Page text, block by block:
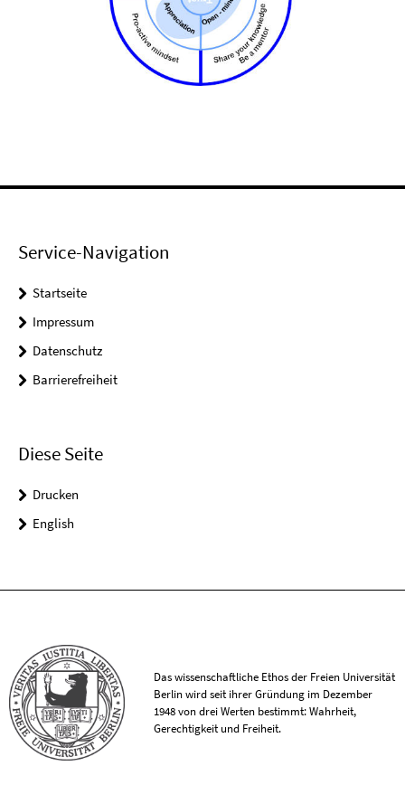
Service-Navigation
Startseite
Impressum
Datenschutz
Barrierefreiheit
Diese Seite
Drucken
English
Das wissenschaftliche Ethos der Freien Universität
Berlin wird seit ihrer Gründung im Dezember
1948 von drei Werten bestimmt: Wahrheit,
Gerechtigkeit und Freiheit.